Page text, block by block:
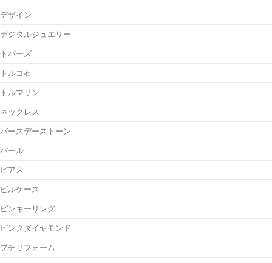
デザイン
デジタルジュエリー
トパーズ
トルコ石
トルマリン
ネックレス
バースデーストーン
パール
ピアス
ピルケース
ピンキーリング
ピンクダイヤモンド
プチリフォーム